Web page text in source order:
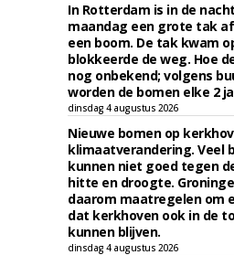
In Rotterdam is in de
maandag een grote tak
een boom. De tak kwam
blokkeerde de weg. Hoe
nog onbekend; volgens
worden de bomen elke 2
dinsdag 4 augustus 2026
Nieuwe bomen op
klimaatverandering. Veel
kunnen niet goed tegen
hitte en droogte.
daarom maatregelen om
dat kerkhoven ook in de
kunnen blijven.
dinsdag 4 augustus 2026